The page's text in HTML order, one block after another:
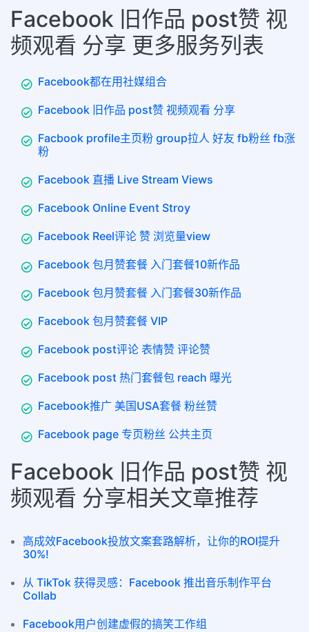
Facebook 旧作品 post赞 视
频观看 分享 更多服务列表
Facebook都在用社媒组合
Facebook 旧作品 post赞 视频观看 分享
Facbook profile主页粉 group拉人 好友 fb粉丝 fb涨
粉
Facebook 直播 Live Stream Views
Facebook Online Event Stroy
Facebook Reel评论 赞 浏览量view
Facebook 包月赞套餐 入门套餐10新作品
Facebook 包月赞套餐 入门套餐30新作品
Facebook 包月赞套餐 VIP
Facebook post评论 表情赞 评论赞
Facebook post 热门套餐包 reach 曝光
Facebook推广 美国USA套餐 粉丝赞
Facebook page 专页粉丝 公共主页
Facebook 旧作品 post赞 视
频观看 分享相关文章推荐
高成效Facebook投放文案套路解析，让你的ROI提升
30%!
从 TikTok 获得灵感：Facebook 推出音乐制作平台
Collab
Facebook用户创建虚假的搞笑工作组